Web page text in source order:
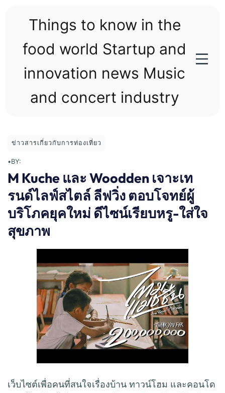
Things to know in the
food world Startup and
innovation news Music
and concert industry
ข่าวสารเกี่ยวกับการท่องเที่ยว
•BY:
M Kuche และ Woodden เจาะเท
รนด์ไลฟ์สไตล์ ลีฟวิ่ง ตอบโจทย์ผู้
บริโภคยุคใหม่ ดีไซน์เรียบหรู-ใส่ใจ
สุขภาพ
เว็บไซต์เพื่อคนที่สนใจเรื่องบ้าน ทาวน์โฮม และคอนโด